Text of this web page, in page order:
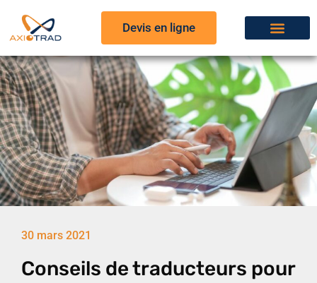
Devis en ligne
30 mars 2021
Conseils de traducteurs pour